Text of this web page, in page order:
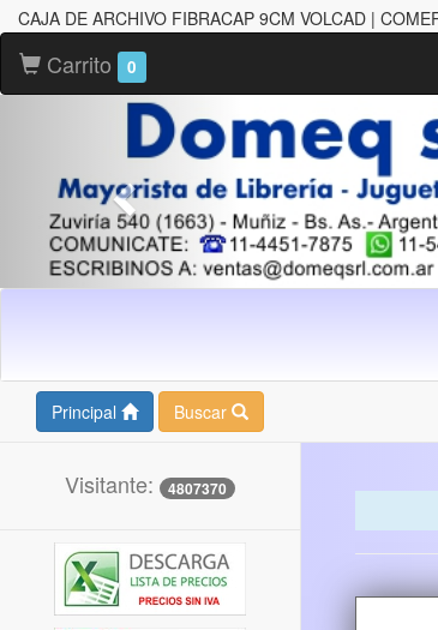
CAJA DE ARCHIVO FIBRACAP 9CM VOLCAD |
Carrito 0
Principal Buscar
Visitante: 4807370